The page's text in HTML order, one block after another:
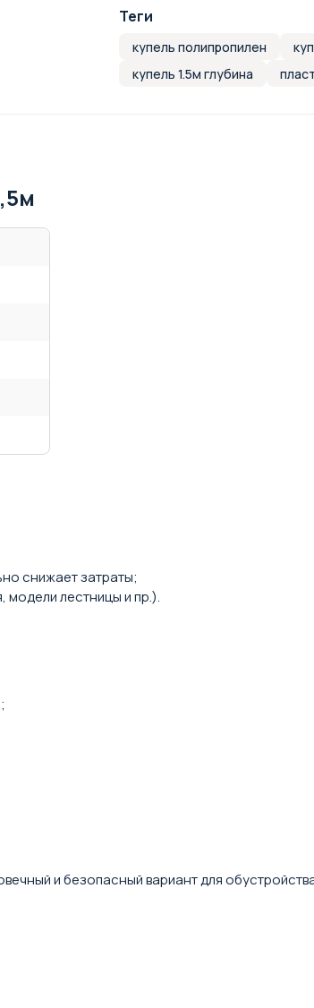
Теги
купель полипропилен
купель 1.5м глубина
снижает затраты;
лестницы и пр.).
и безопасный вариант для